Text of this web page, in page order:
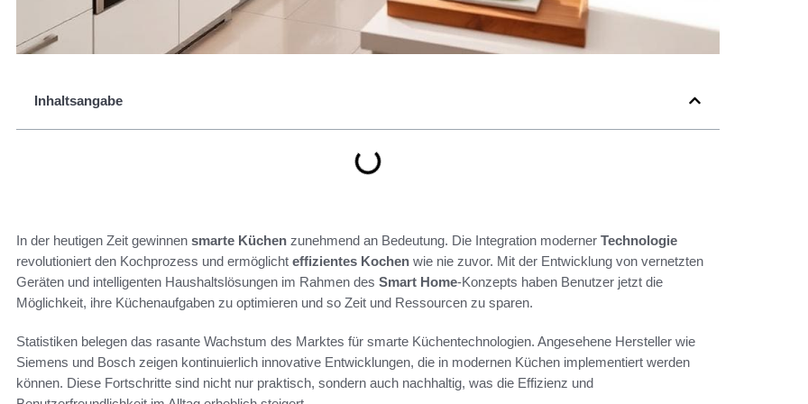
Inhaltsangabe
In der heutigen Zeit gewinnen smarte Küchen zunehmend an Bedeutung. Die Integration moderner Technologie
revolutioniert den Kochprozess und ermöglicht effizientes Kochen wie nie zuvor. Mit der Entwicklung von vernetzten
Geräten und intelligenten Haushaltslösungen im Rahmen des Smart Home-Konzepts haben Benutzer jetzt die
Möglichkeit, ihre Küchenaufgaben zu optimieren und so Zeit und Ressourcen zu sparen.
Statistiken belegen das rasante Wachstum des Marktes für smarte Küchentechnologien. Angesehene Hersteller wie
Siemens und Bosch zeigen kontinuierlich innovative Entwicklungen, die in modernen Küchen implementiert werden
können. Diese Fortschritte sind nicht nur praktisch, sondern auch nachhaltig, was die Effizienz und